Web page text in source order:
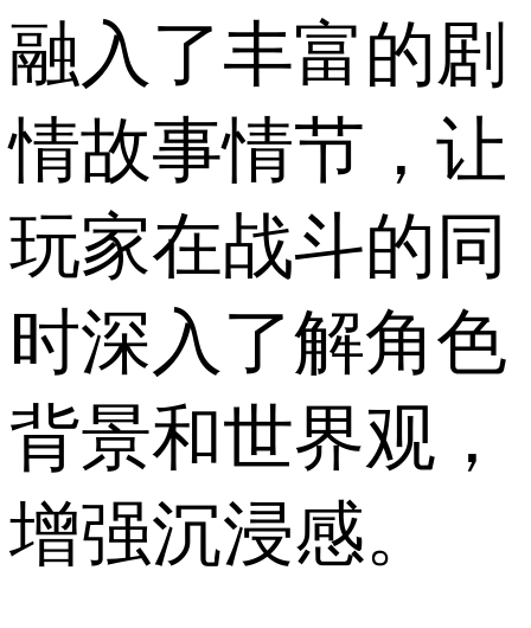
融入了丰富的剧
情故事情节，让
玩家在战斗的同
时深入了解角色
背景和世界观，
增强沉浸感。